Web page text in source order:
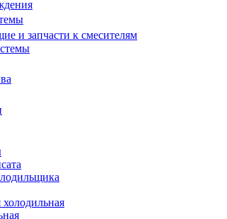
и запчасти к смесителям